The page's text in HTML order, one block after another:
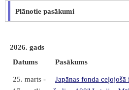
Plānotie pasākumi
2026. gads
Datums
Pasākums
25. marts -
Japānas fonda ceļojošā